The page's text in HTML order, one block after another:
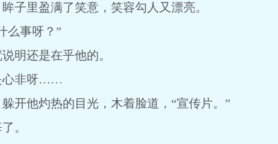
里盈满了笑意，笑容勾人又漂亮。
事呀？”
还是在乎他的。
非呀……
他灼热的目光，木着脸道，“宣传片。”
。